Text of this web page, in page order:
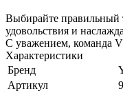
Выбирайте правильный
удовольствия и
С уважением, команда
Характеристики
Бренд
Артикул